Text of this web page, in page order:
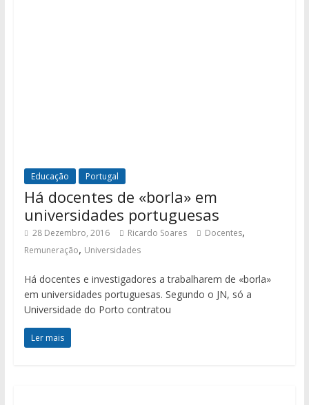
Educação Portugal
Há docentes de «borla» em
universidades portuguesas
28 Dezembro, 2016 Ricardo Soares Docentes,
Remuneração, Universidades
Há docentes e investigadores a trabalharem de «borla»
em universidades portuguesas. Segundo o JN, só a
Universidade do Porto contratou
Ler mais